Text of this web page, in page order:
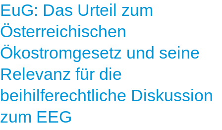
EuG: Das Urteil zum
Österreichischen
Ökostromgesetz und seine
Relevanz für die
beihilferechtliche Diskussion
zum EEG